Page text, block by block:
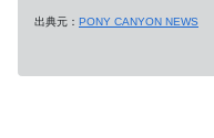
出典元： PONY CANYON NEWS